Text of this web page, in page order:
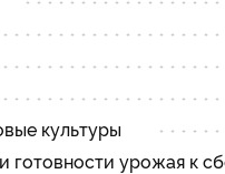
культуры
готовности урожая к